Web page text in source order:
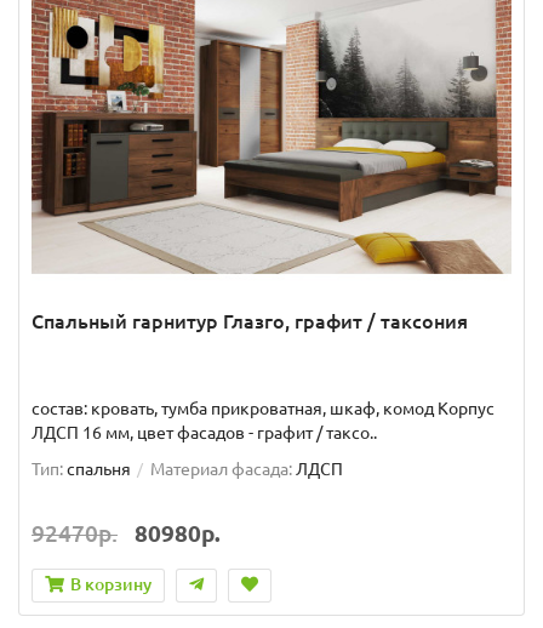
Спальный гарнитур Глазго, графит / таксония
состав: кровать, тумба прикроватная, шкаф, комод Корпус
ЛДСП 16 мм, цвет фасадов - графит / таксо..
Тип:спальня Материал фасада: ЛДСП
92470р. 80980р.
В корзину